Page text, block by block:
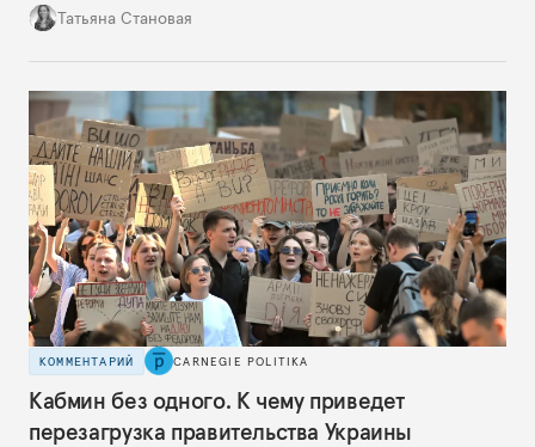
путинская логика войны, где эскалация влечет за
возможностей, на компетентность в принятии
решений и адекватное целеполагание.
Татьяна Становая
КОММЕНТАРИЙ CARNEGIE POLITIKA
Кабмин без одного. К чему приведет
перезагрузка правительства Украины